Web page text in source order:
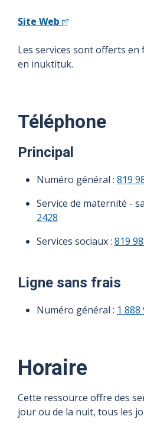
Site Web
Les services sont offerts en
en inuktituk.
Téléphone
Principal
Numéro général : 819
Service de maternité -
2428
Services sociaux : 819
Ligne sans frais
Numéro général : 1
Horaire
Cette ressource offre des
jour ou de la nuit, tous les